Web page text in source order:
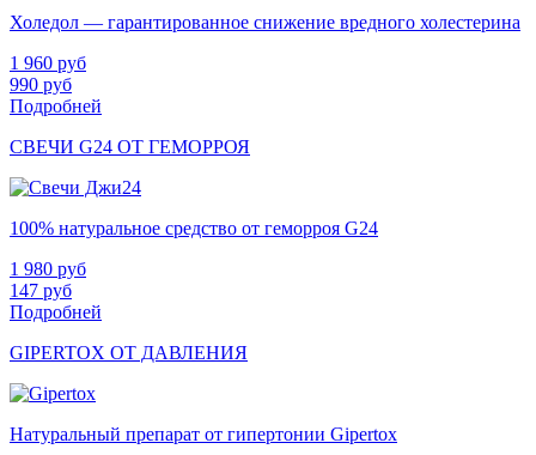
Холедол — гарантированное снижение вредного холестерина
1 960 руб
990 руб
Подробней
СВЕЧИ G24 ОТ ГЕМОРРОЯ
100% натуральное средство от геморроя G24
1 980 руб
147 руб
Подробней
GIPERTOX ОТ ДАВЛЕНИЯ
Натуральный препарат от гипертонии Gipertox